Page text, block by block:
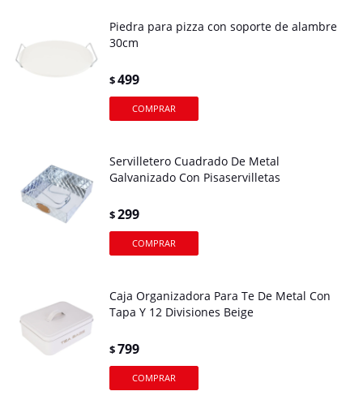
Piedra para pizza con soporte de alambre
30cm
$499
Servilletero Cuadrado De Metal
Galvanizado Con Pisaservilletas
$299
Caja Organizadora Para Te De Metal Con
Tapa Y 12 Divisiones Beige
$799